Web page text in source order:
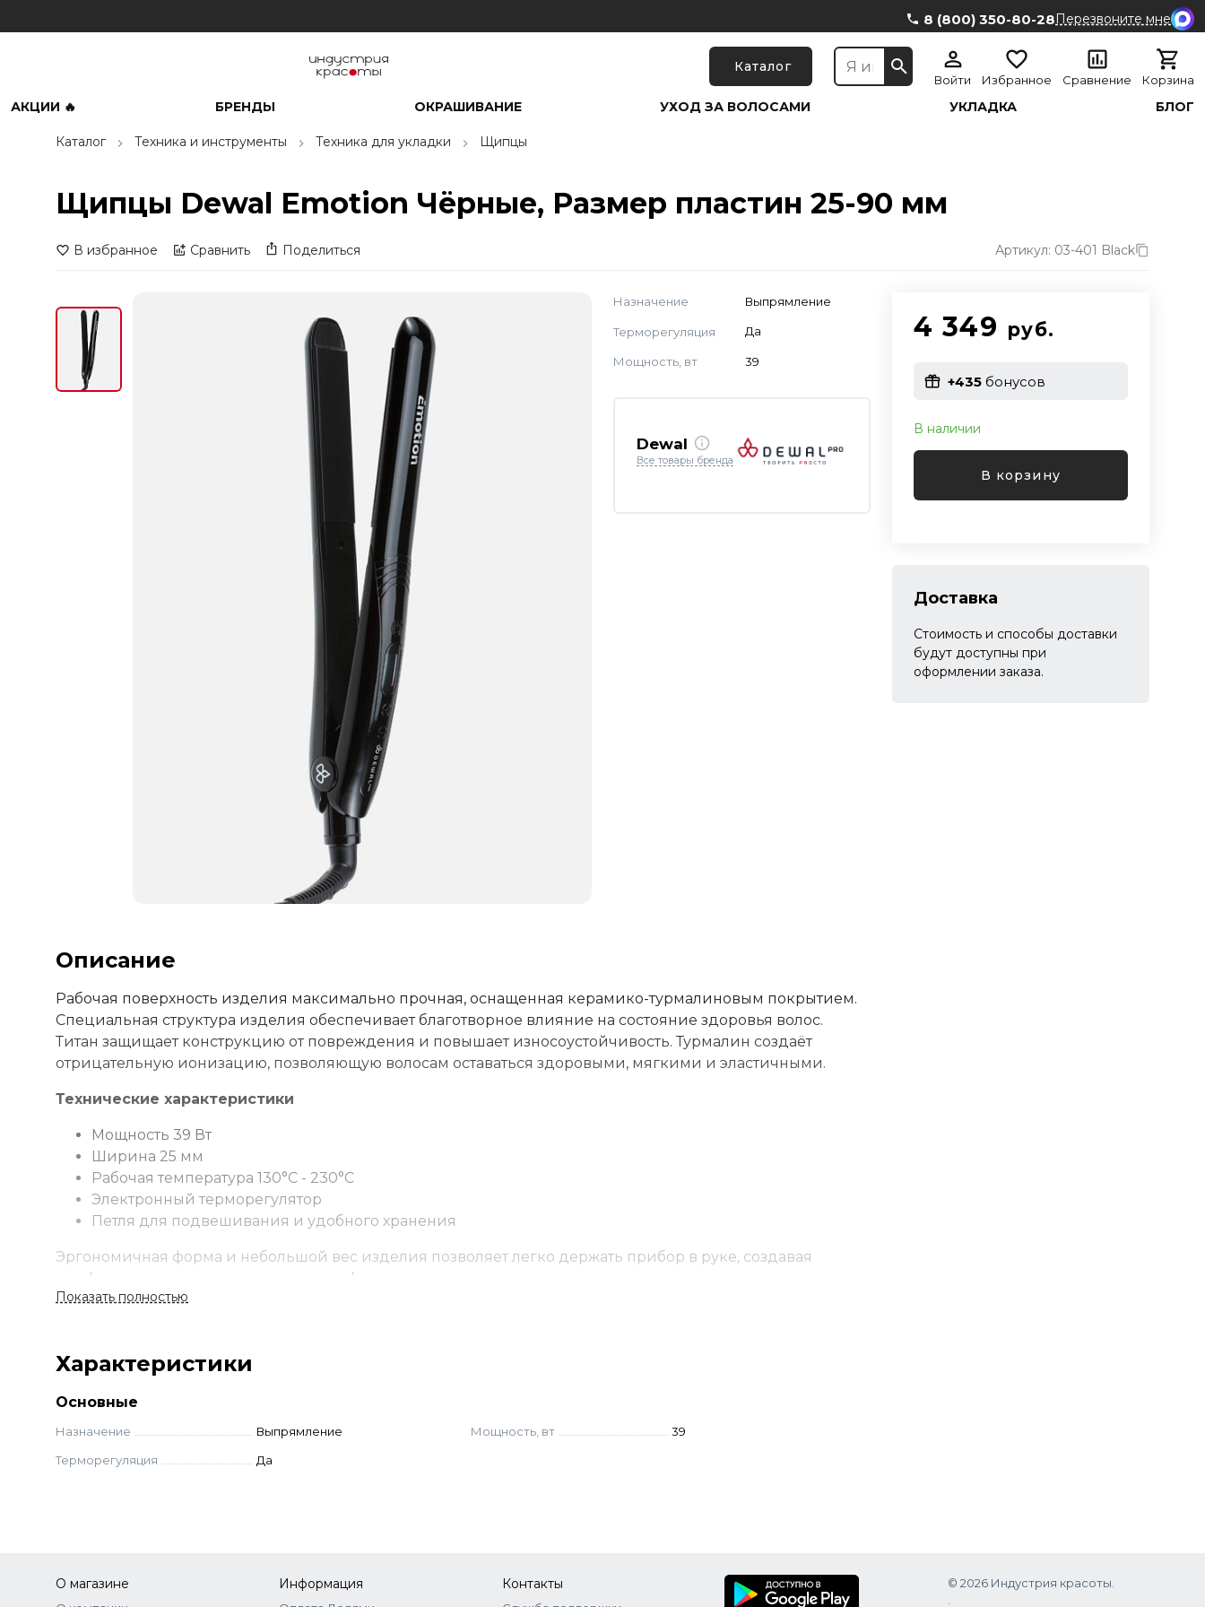
8 (800) 350-80-28Перезвоните мне
Каталог
Войти Избранное Сравнение Корзина
АКЦИИ 🔥 БРЕНДЫ ОКРАШИВАНИЕ УХОД ЗА ВОЛОСАМИ УКЛАДКА БЛОГ
Каталог Техника и инструменты Техника для укладки Щипцы
Щипцы Dewal Emotion Чёрные, Размер пластин 25-90 мм
В избранное Сравнить Поделиться Артикул: 03-401 Black
Назначение Выпрямление
Терморегуляция Да
Мощность, вт 39
Dewal
Все товары бренда
4 349 руб.
+435бонусов
В наличии
В корзину
Доставка
Стоимость и способы доставки
будут доступны при
оформлении заказа.
Описание
Рабочая поверхность изделия максимально прочная, оснащенная керамико-турмалиновым покрытием.
Специальная структура изделия обеспечивает благотворное влияние на состояние здоровья волос.
Титан защищает конструкцию от повреждения и повышает износоустойчивость. Турмалин создаёт
отрицательную ионизацию, позволяющую волосам оставаться здоровыми, мягкими и эластичными.
Технические характеристики
Мощность 39 Вт
Ширина 25 мм
Рабочая температура 130°C - 230°C
Электронный терморегулятор
Петля для подвешивания и удобного хранения
Эргономичная форма и небольшой вес изделия позволяет легко держать прибор в руке, создавая
комфорт при создании укладки в профессиональных или домашних условиях.
Показать полностью
Характеристики
Основные
Назначение
Выпрямление
Терморегуляция
Да
Мощность, вт 39
О магазине Информация Контакты
© 2026 Индустрия красоты.